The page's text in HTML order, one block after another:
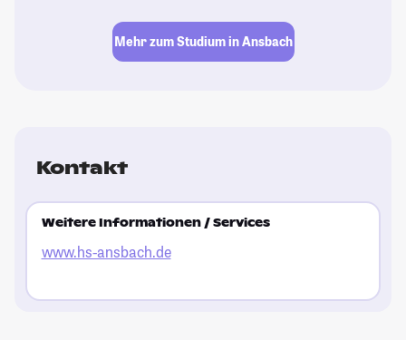
Mehr zum Studium in Ansbach
Kontakt
Weitere Informationen / Services
www.hs-ansbach.de